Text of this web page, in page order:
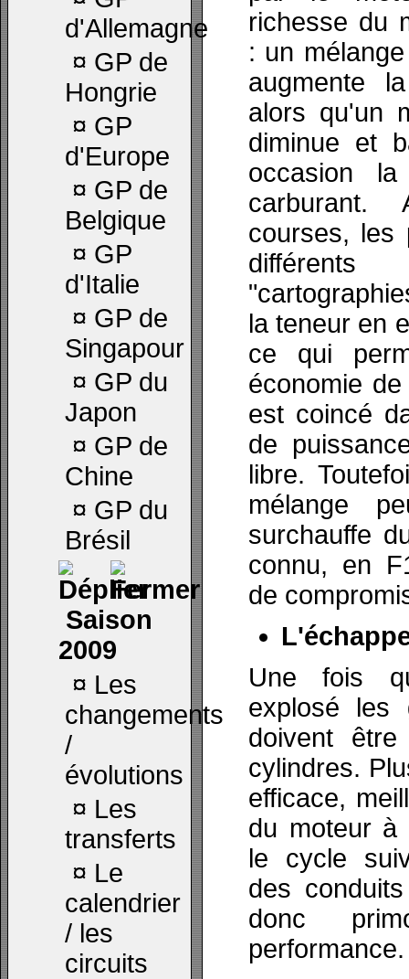
d'Allemagne
¤ GP de
Hongrie
¤ GP
d'Europe
¤ GP de
Belgique
¤ GP
d'Italie
¤ GP de
Singapour
¤ GP du
Japon
¤ GP de
Chine
¤ GP du
Brésil
Saison
2009
¤ Les
changements
/
évolutions
¤ Les
transferts
¤ Le
calendrier
/ les
circuits
richesse du
: un
augmente
alors qu'un
diminue et
occasion la
carburant.
courses, les
la teneur en
ce qui
économie
est coincé
de
libre.
mélange
surchauffe
connu, en
de
Une fois
explosé les
doivent
cylindres.
efficace,
du moteur à
le cycle
des
donc
performance.